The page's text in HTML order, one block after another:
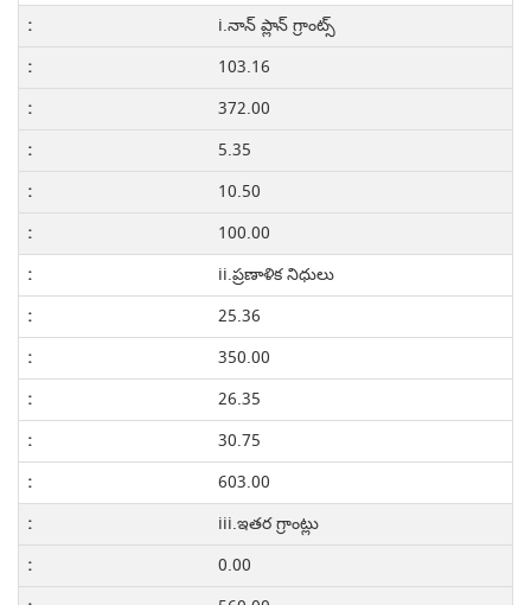
i.నాన్ ప్లాన్ గ్రాంట్స్
103.16
372.00
5.35
10.50
100.00
ii.ప్రణాళిక నిధులు
25.36
350.00
26.35
30.75
603.00
iii.ఇతర గ్రాంట్లు
0.00